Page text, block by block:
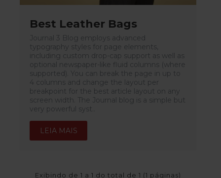
Best Leather Bags
Journal 3 Blog employs advanced
typography styles for page elements,
including custom drop-cap support as well as
optional newspaper-like fluid columns (where
supported). You can break the page in up to
4 columns and change the layout per
breakpoint for the best article layout on any
screen width. The Journal blog is a simple but
very powerful syst..
LEIA MAIS
Exibindo de 1 a 1 do total de 1 (1 páginas)